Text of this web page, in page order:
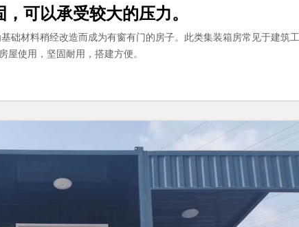
可以承受较大的压力。
础材料稍经改造而成为有窗有门的房子。此类集装箱房常见于建筑工
屋使用，坚固耐用，搭建方便。